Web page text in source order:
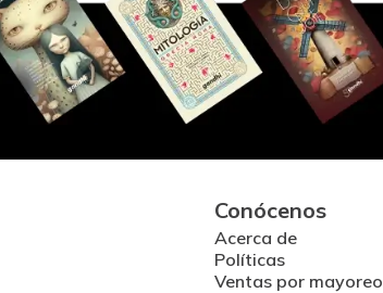
Conócenos
Acerca de
Políticas
Ventas por mayoreo